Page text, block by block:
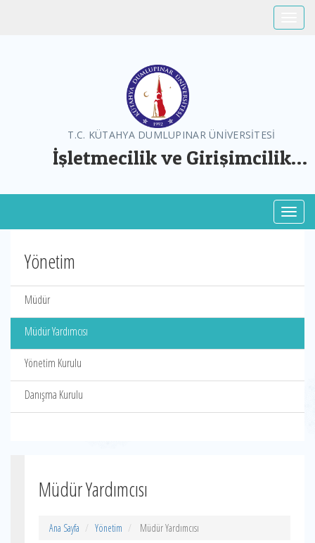
T.C. KÜTAHYA DUMLUPINAR ÜNİVERSİTESİ
İşletmecilik ve Girişimcilik
Yönetim
Müdür
Müdür Yardımcısı
Yönetim Kurulu
Danışma Kurulu
Müdür Yardımcısı
Ana Sayfa Yönetim Müdür Yardımcısı